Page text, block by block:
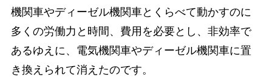
機関車やディーゼル機関車とくらべて動かすのに
多くの労働力と時間、費用を必要とし、非効率で
あるゆえに、電気機関車やディーゼル機関車に置
き換えられて消えたのです。